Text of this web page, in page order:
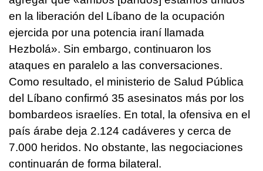
en la liberación del Líbano de la ocupación
ejercida por una potencia iraní llamada
Hezbolá». Sin embargo, continuaron los
ataques en paralelo a las conversaciones.
Como resultado, el ministerio de Salud Pública
del Líbano confirmó 35 asesinatos más por los
bombardeos israelíes. En total, la ofensiva en el
país árabe deja 2.124 cadáveres y cerca de
7.000 heridos. No obstante, las negociaciones
continuarán de forma bilateral.